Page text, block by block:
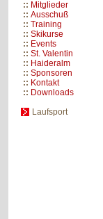
:: Mitglieder
:: Ausschuß
:: Training
:: Skikurse
:: Events
:: St. Valentin
:: Haideralm
:: Sponsoren
:: Kontakt
:: Downloads
Laufsport